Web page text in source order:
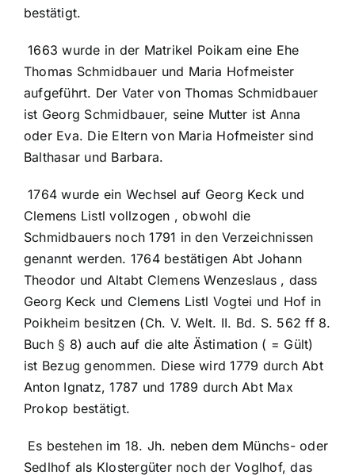
bestätigt.
1663 wurde in der Matrikel Poikam eine Ehe
Thomas Schmidbauer und Maria Hofmeister
aufgeführt. Der Vater von Thomas Schmidbauer
ist Georg Schmidbauer, seine Mutter ist Anna
oder Eva. Die Eltern von Maria Hofmeister sind
Balthasar und Barbara.
1764 wurde ein Wechsel auf Georg Keck und
Clemens Listl vollzogen , obwohl die
Schmidbauers noch 1791 in den Verzeichnissen
genannt werden. 1764 bestätigen Abt Johann
Theodor und Altabt Clemens Wenzeslaus , dass
Georg Keck und Clemens Listl Vogtei und Hof in
Poikheim besitzen (Ch. V. Welt. II. Bd. S. 562 ff 8.
Buch § 8) auch auf die alte Ästimation ( = Gült)
ist Bezug genommen. Diese wird 1779 durch Abt
Anton Ignatz, 1787 und 1789 durch Abt Max
Prokop bestätigt.
Es bestehen im 18. Jh. neben dem Münchs- oder
Sedlhof als Klostergüter noch der Voglhof, das